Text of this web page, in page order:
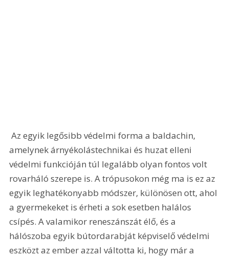
Az egyik legősibb védelmi forma a baldachin,
amelynek árnyékolástechnikai és huzat elleni
védelmi funkcióján túl legalább olyan fontos volt
rovarháló szerepe is. A trópusokon még ma is ez az
egyik leghatékonyabb módszer, különösen ott, ahol
a gyermekeket is érheti a sok esetben halálos
csípés. A valamikor reneszánszát élő, és a
hálószoba egyik bútordarabját képviselő védelmi
eszközt az ember azzal váltotta ki, hogy már a